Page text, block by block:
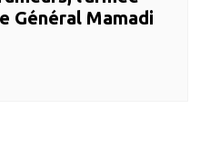
Général Mamadi